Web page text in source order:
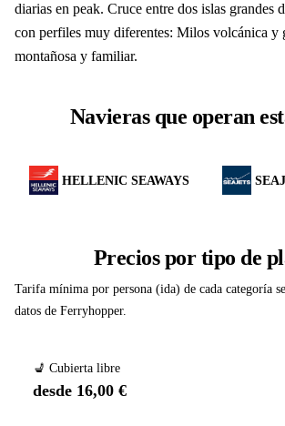
diarias en peak. Cruce entre dos islas grandes
con perfiles muy diferentes: Milos volcánica y
montañosa y familiar.
Navieras que operan
HELLENIC SEAWAYS
Precios por tipo de
Tarifa mínima por persona (ida) de cada categoría
datos de Ferryhopper.
💺 Cubierta libre
desde 16,00 €